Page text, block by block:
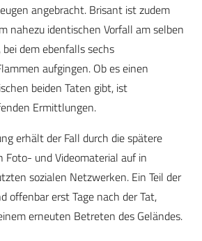
angebracht. Brisant ist zudem
nahezu identischen Vorfall am selben
dem ebenfalls sechs
aufgingen. Ob es einen
beiden Taten gibt, ist
Ermittlungen.
erhält der Fall durch die spätere
Foto- und Videomaterial auf in
sozialen Netzwerken. Ein Teil der
offenbar erst Tage nach der Tat,
erneuten Betreten des Geländes.